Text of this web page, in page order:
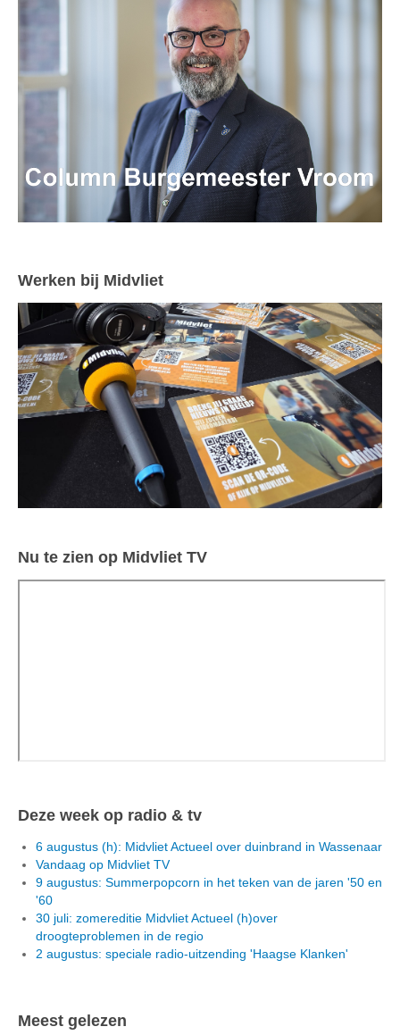
Werken bij Midvliet
Nu te zien op Midvliet TV
Deze week op radio & tv
6 augustus (h): Midvliet Actueel over duinbrand in Wassenaar
Vandaag op Midvliet TV
9 augustus: Summerpopcorn in het teken van de jaren '50 en
'60
30 juli: zomereditie Midvliet Actueel (h)over
droogteproblemen in de regio
2 augustus: speciale radio-uitzending 'Haagse Klanken'
Meest gelezen